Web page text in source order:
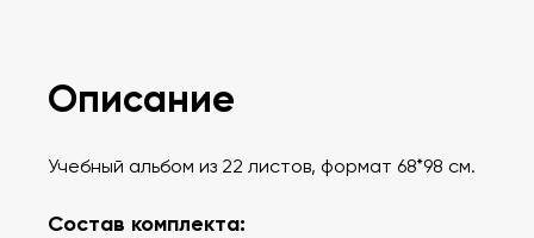
Описание
Учебный альбом из 22 листов, формат 68*98 см.
Состав комплекта: